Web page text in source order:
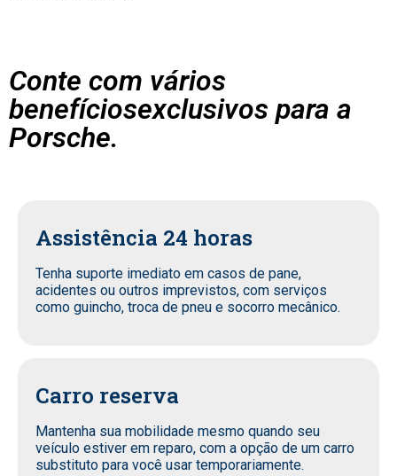
Conte com vários
benefíciosexclusivos para a
Porsche.
Assistência 24 horas
Tenha suporte imediato em casos de pane,
acidentes ou outros imprevistos, com serviços
como guincho, troca de pneu e socorro mecânico.
Carro reserva
Mantenha sua mobilidade mesmo quando seu
veículo estiver em reparo, com a opção de um carro
substituto para você usar temporariamente.